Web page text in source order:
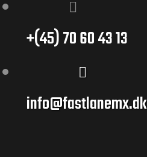
+(45) 70 60 43 13
info@fastlanemx.dk